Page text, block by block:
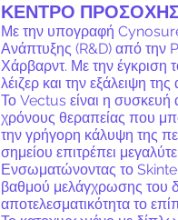
ΚΕΝΤΡΟ
Με την υπογραφή
Ανάπτυξης (R&D) από την
Χάρβαρντ. Με την έγκριση
λέιζερ και την εξάλειψη
Το Vectus είναι η συσκευή
χρόνους θεραπείας που
την γρήγορη κάλυψη της
σημείου επιτρέπει
Ενσωματώνοντας το
βαθμού μελάγχρωσης του
αποτελεσματικότητα το